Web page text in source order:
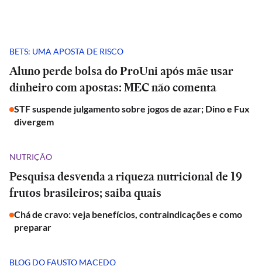
BETS: UMA APOSTA DE RISCO
Aluno perde bolsa do ProUni após mãe usar
dinheiro com apostas: MEC não comenta
STF suspende julgamento sobre jogos de azar; Dino e Fux
divergem
NUTRIÇÃO
Pesquisa desvenda a riqueza nutricional de 19
frutos brasileiros; saiba quais
Chá de cravo: veja benefícios, contraindicações e como
preparar
BLOG DO FAUSTO MACEDO